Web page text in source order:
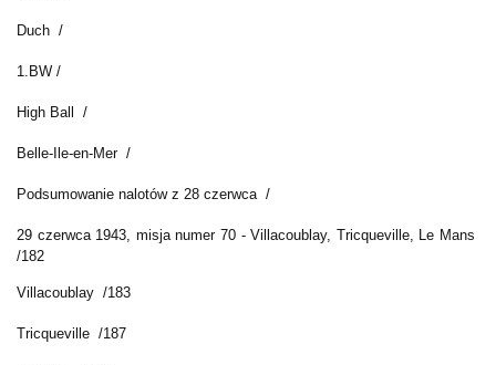
Duch /
1.BW /
High Ball /
Belle-Ile-en-Mer /
Podsumowanie nalotów z 28 czerwca /
29 czerwca 1943, misja numer 70 - Villacoublay, Tricqueville, Le Mans
/182
Villacoublay /183
Tricqueville /187